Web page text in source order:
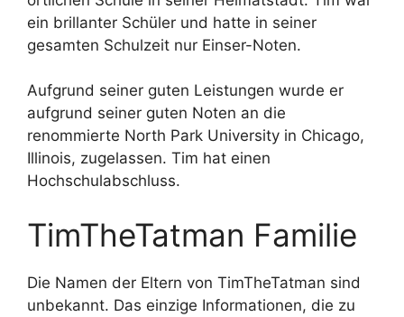
ein brillanter Schüler und hatte in seiner
gesamten Schulzeit nur Einser-Noten.
Aufgrund seiner guten Leistungen wurde er
aufgrund seiner guten Noten an die
renommierte North Park University in Chicago,
Illinois, zugelassen. Tim hat einen
Hochschulabschluss.
TimTheTatman Familie
Die Namen der Eltern von TimTheTatman sind
unbekannt. Das einzige Informationen, die zu